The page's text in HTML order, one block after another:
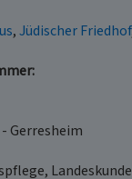
Jüdischer Friedhof
Gerresheim
Landeskunde